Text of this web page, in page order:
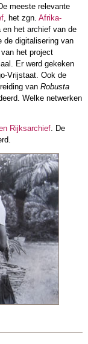
meeste relevante
, het zgn. Afrika-
het archief van de
de digitalisering van
het project
Er werd gekeken
Vrijstaat. Ook de
van Robusta
Welke netwerken
Rijksarchief. De